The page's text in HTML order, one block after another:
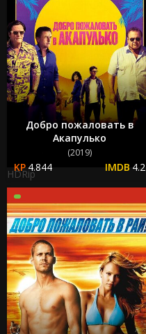
Добро пожаловать в
Акапулько
(2019)
4.844 4.2
HDRip